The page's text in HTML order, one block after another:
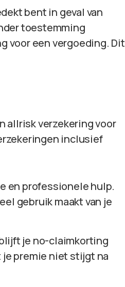
bent in geval van
toestemming
voor een vergoeding. Dit
allrisk verzekering voor
inclusief
en professionele hulp.
gebruik maakt van je
je no-claimkorting
je premie niet stijgt na